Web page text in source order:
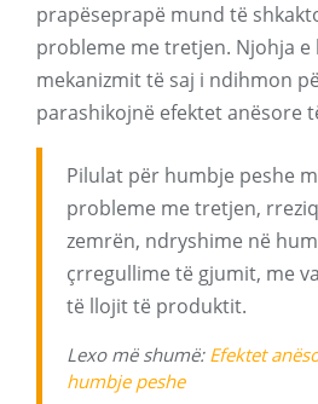
prapëseprapë mund të
probleme me tretjen. Njohja
mekanizmit të saj i ndihmon
parashikojnë efektet anësore
Pilulat për humbje peshe
probleme me tretjen,
zemrën, ndryshime në
çrregullime të gjumit, me
të llojit të produktit.
Lexo më shumë: Efektet
humbje peshe